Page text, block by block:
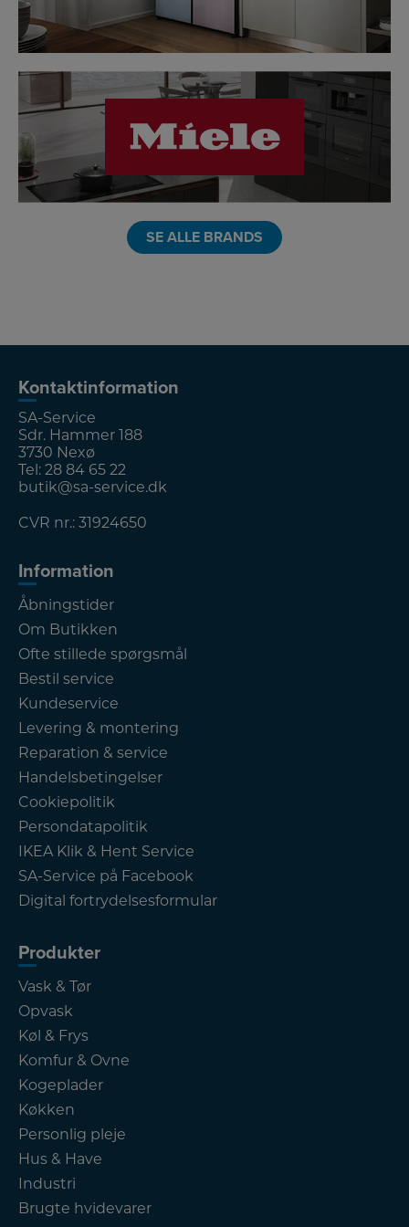
LINK
SE ALLE BRANDS
Kontaktinformation
SA-Service
Sdr. Hammer 188
3730 Nexø
Tel: 28 84 65 22
butik@sa-service.dk
CVR nr.: 31924650
Information
Åbningstider
Om Butikken
Ofte stillede spørgsmål
Bestil service
Kundeservice
Levering & montering
Reparation & service
Handelsbetingelser
Cookiepolitik
Persondatapolitik
IKEA Klik & Hent Service
SA-Service på Facebook
Digital fortrydelsesformular
Produkter
Vask & Tør
Opvask
Køl & Frys
Komfur & Ovne
Kogeplader
Køkken
Personlig pleje
Hus & Have
Industri
Brugte hvidevarer